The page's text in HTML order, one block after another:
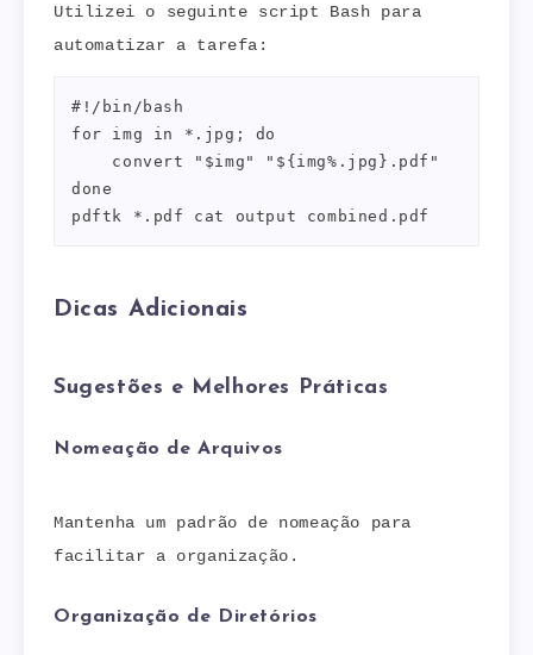
Utilizei o seguinte script Bash para
automatizar a tarefa:
#!/bin/bash
for img in *.jpg; do
    convert "$img" "${img%.jpg}.pdf"
done
pdftk *.pdf cat output combined.pdf
Dicas Adicionais
Sugestões e Melhores Práticas
Nomeação de Arquivos
Mantenha um padrão de nomeação para
facilitar a organização.
Organização de Diretórios